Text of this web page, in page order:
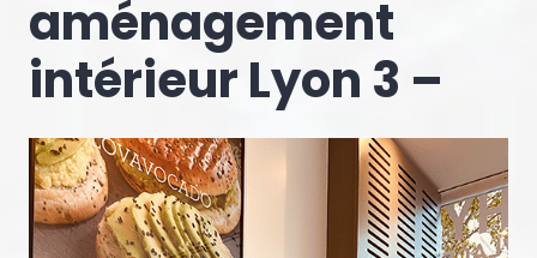
aménagement
intérieur Lyon 3 –